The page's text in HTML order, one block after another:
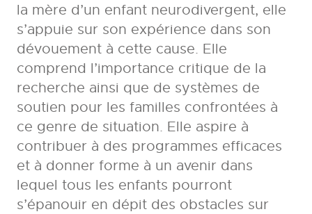
la mère d’un enfant neurodivergent, elle
s’appuie sur son expérience dans son
dévouement à cette cause. Elle
comprend l’importance critique de la
recherche ainsi que de systèmes de
soutien pour les familles confrontées à
ce genre de situation. Elle aspire à
contribuer à des programmes efficaces
et à donner forme à un avenir dans
lequel tous les enfants pourront
s’épanouir en dépit des obstacles sur